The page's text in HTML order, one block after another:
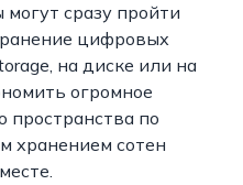
сразу пройти
цифровых
на диске или на
огромное
пространства по
хранением сотен